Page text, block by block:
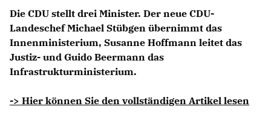
Die CDU stellt drei Minister. Der neue CDU-
Landeschef Michael Stübgen übernimmt das
Innenministerium, Susanne Hoffmann leitet das
Justiz- und Guido Beermann das
Infrastrukturministerium.
-> Hier können Sie den vollständigen Artikel lesen